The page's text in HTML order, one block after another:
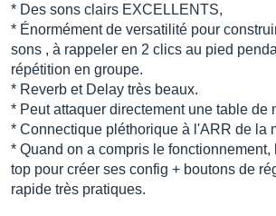
* Des sons clairs EXCELLENTS,
* Énormément de versatilité pour
sons , à rappeler en 2 clics au pied
répétition en groupe.
* Reverb et Delay très beaux.
* Peut attaquer directement une table de
* Connectique pléthorique à l'ARR de la
* Quand on a compris le fonctionnement,
top pour créer ses config + boutons de
rapide très pratiques.